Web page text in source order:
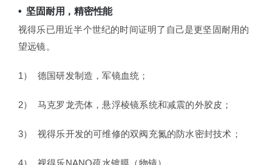
• 坚固耐用，精密性能
视得乐已用近半个世纪的时间证明了自己是更坚固耐用的
望远镜。
1） 德国研发制造，军镜血统；
2） 马克罗龙壳体，悬浮棱镜系统和减震的外胶皮；
3） 视得乐开发的可维修的双阀充氮的防水密封技术；
4） 视得乐NANO疏水镀膜（物镜）